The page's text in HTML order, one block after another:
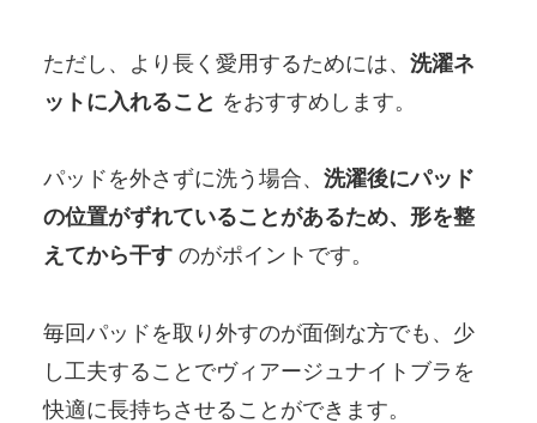
ただし、より長く愛用するためには、 洗濯ネ
ットに入れること をおすすめします。
パッドを外さずに洗う場合、 洗濯後にパッド
の位置がずれていることがあるため、形を整
えてから干す のがポイントです。
毎回パッドを取り外すのが面倒な方でも、少
し工夫することでヴィアージュナイトブラを
快適に長持ちさせることができます。